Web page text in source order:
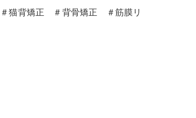
背矯正 ＃背骨矯正 ＃筋膜リ